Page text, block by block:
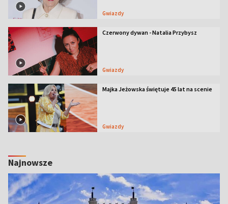
Gwiazdy
Czerwony dywan - Natalia Przybysz
Gwiazdy
Majka Jeżowska świętuje 45 lat na scenie
Gwiazdy
Najnowsze